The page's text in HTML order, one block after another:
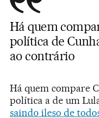
Há quem
política de
ao contrário
Há quem compare
política a de um
saindo ileso de